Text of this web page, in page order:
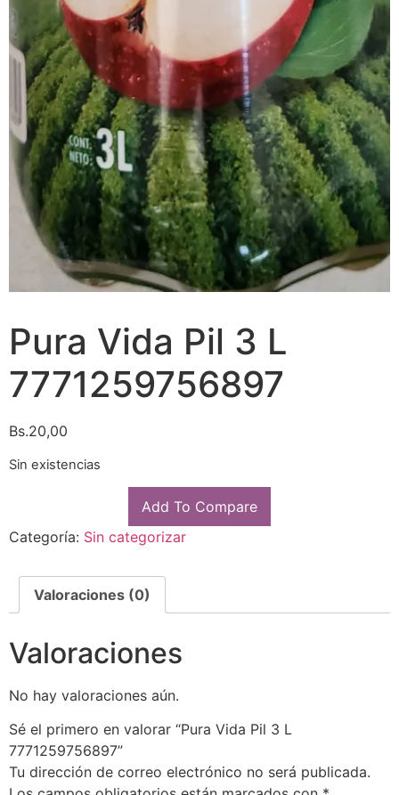
Pura Vida Pil 3 L
7771259756897
Bs.20,00
Sin existencias
Add To Compare
Categoría: Sin categorizar
Valoraciones (0)
Valoraciones
No hay valoraciones aún.
Sé el primero en valorar “Pura Vida Pil 3 L
7771259756897”
Tu dirección de correo electrónico no será publicada.